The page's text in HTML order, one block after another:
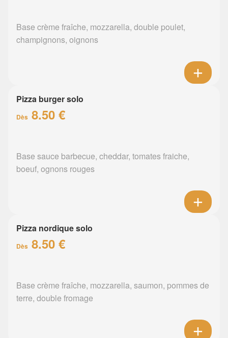
Base crème fraîche, mozzarella, double poulet,
champignons, oignons
Pizza burger solo
Dès 8.50 €
Base sauce barbecue, cheddar, tomates fraiche,
boeuf, ognons rouges
Pizza nordique solo
Dès 8.50 €
Base crème fraîche, mozzarella, saumon, pommes de
terre, double fromage